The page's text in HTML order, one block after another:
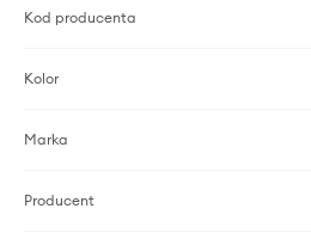
Kod producenta
Kolor
Marka
Producent